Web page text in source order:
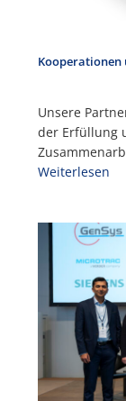
Kooperationen
Unsere
der Erfüllung
Weiterlesen